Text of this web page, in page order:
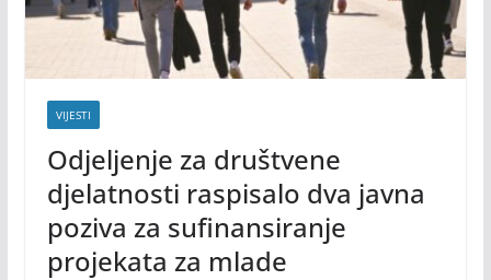
VIJESTI
Odjeljenje za društvene
djelatnosti raspisalo dva javna
poziva za sufinansiranje
projekata za mlade